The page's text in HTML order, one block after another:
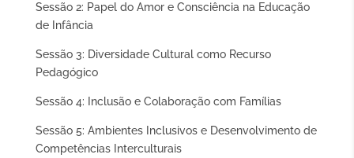
Sessão 2: Papel do Amor e Consciência na Educação
de Infância
Sessão 3: Diversidade Cultural como Recurso
Pedagógico
Sessão 4: Inclusão e Colaboração com Famílias
Sessão 5: Ambientes Inclusivos e Desenvolvimento de
Competências Interculturais